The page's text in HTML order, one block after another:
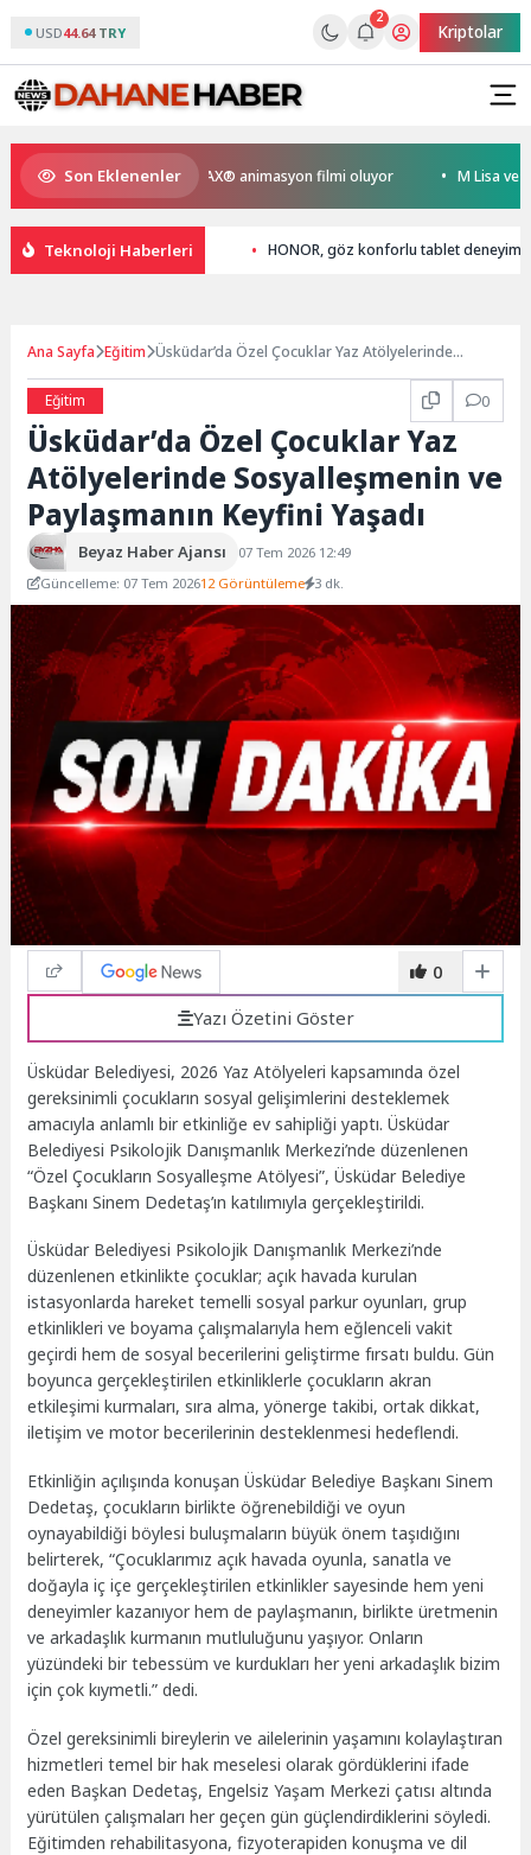
USD44.64 TRY
2
Kriptolar
Son Eklenenler
Kral Türkiye’nin ilk IMAX® animasyon filmi oluyor M Lisa ve
Teknoloji Haberleri HONOR, göz konforlu tablet
Ana Sayfa Eğitim Üsküdar’da Özel Çocuklar Yaz Atölyelerinde
Eğitim
0
Üsküdar’da Özel Çocuklar Yaz
Atölyelerinde Sosyalleşmenin ve
Paylaşmanın Keyfini Yaşadı
Beyaz Haber Ajansı
07 Tem 2026 12:49
Güncelleme: 07 Tem 202612 Görüntüleme 3 dk.
0
Yazı Özetini Göster
Üsküdar Belediyesi, 2026 Yaz Atölyeleri kapsamında özel
gereksinimli çocukların sosyal gelişimlerini desteklemek
amacıyla anlamlı bir etkinliğe ev sahipliği yaptı. Üsküdar
Belediyesi Psikolojik Danışmanlık Merkezi’nde düzenlenen
“Özel Çocukların Sosyalleşme Atölyesi”, Üsküdar Belediye
Başkanı Sinem Dedetaş’ın katılımıyla gerçekleştirildi.
Üsküdar Belediyesi Psikolojik Danışmanlık Merkezi’nde
düzenlenen etkinlikte çocuklar; açık havada kurulan
istasyonlarda hareket temelli sosyal parkur oyunları, grup
etkinlikleri ve boyama çalışmalarıyla hem eğlenceli vakit
geçirdi hem de sosyal becerilerini geliştirme fırsatı buldu. Gün
boyunca gerçekleştirilen etkinliklerle çocukların akran
etkileşimi kurmaları, sıra alma, yönerge takibi, ortak dikkat,
iletişim ve motor becerilerinin desteklenmesi hedeflendi.
Etkinliğin açılışında konuşan Üsküdar Belediye Başkanı Sinem
Dedetaş, çocukların birlikte öğrenebildiği ve oyun
oynayabildiği böylesi buluşmaların büyük önem taşıdığını
belirterek, “Çocuklarımız açık havada oyunla, sanatla ve
doğayla iç içe gerçekleştirilen etkinlikler sayesinde hem yeni
deneyimler kazanıyor hem de paylaşmanın, birlikte üretmenin
ve arkadaşlık kurmanın mutluluğunu yaşıyor. Onların
yüzündeki bir tebessüm ve kurdukları her yeni arkadaşlık bizim
için çok kıymetli.” dedi.
Özel gereksinimli bireylerin ve ailelerinin yaşamını kolaylaştıran
hizmetleri temel bir hak meselesi olarak gördüklerini ifade
eden Başkan Dedetaş, Engelsiz Yaşam Merkezi çatısı altında
yürütülen çalışmaları her geçen gün güçlendirdiklerini söyledi.
Eğitimden rehabilitasyona, fizyoterapiden konuşma ve dil